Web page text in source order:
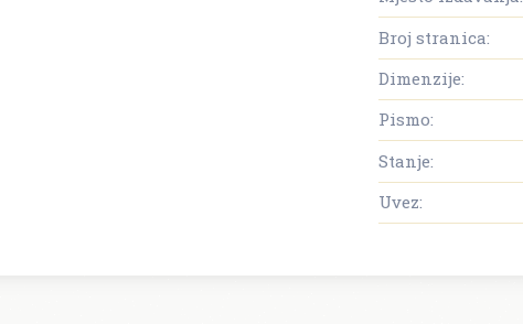
Broj stranica:
Dimenzije:
Pismo:
Stanje:
Uvez: